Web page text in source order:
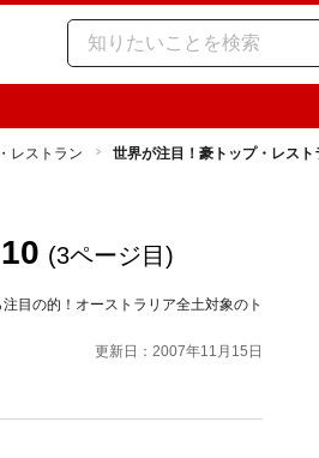
レストラン 世界が注目！豪トップ・レス
(3ページ目)
目の的！オーストラリア全土対象のト
更新日：2007年11月15日